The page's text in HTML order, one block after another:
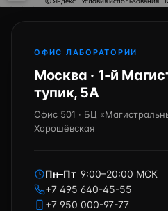
ОФИС ЛАБОРАТОРИИ
Москва · 1-й
тупик, 5А
Офис 501 · БЦ
Хорошёвская
Пн–Пт 9:00–20:00 МСК
+7 495 640-45-55
+7 950 000-97-77